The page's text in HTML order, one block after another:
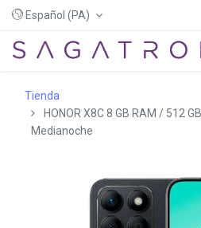
Español (PA)
Tienda
HONOR X8C 8 GB RAM / 512
Medianoche